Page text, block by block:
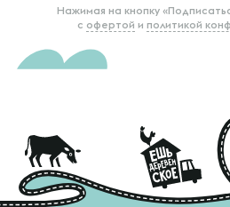
Нажимая на кнопку
с офертой и политикой